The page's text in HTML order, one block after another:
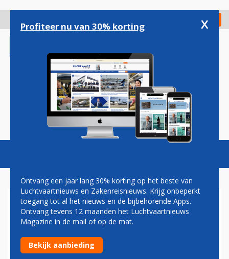
gaan
Check in
Magazine Podcasts Vacatures
SINT MAARTEN KRIJGT
VERBINDING MET SAN JUAN
DOOR NIEUWE LIJNDIENST
Profiteer nu van 30% korting x
Ontvang een jaar lang 30% korting op het beste van
Luchtvaartnieuws en Zakenreisnieuws. Krijg onbeperkt
toegang tot al het nieuws en de bijbehorende Apps.
Ontvang tevens 12 maanden het Luchtvaartnieuws
Magazine in de mail of op de mat.
Bekijk aanbieding